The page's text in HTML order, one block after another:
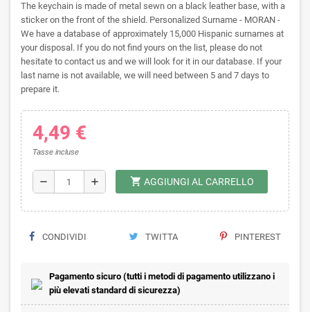
The keychain is made of metal sewn on a black leather base, with a
sticker on the front of the shield. Personalized Surname - MORAN -
We have a database of approximately 15,000 Hispanic surnames at
your disposal. If you do not find yours on the list, please do not
hesitate to contact us and we will look for it in our database. If your
last name is not available, we will need between 5 and 7 days to
prepare it.
4,49 €
Tasse incluse
remove add shopping_cart AGGIUNGI AL CARRELLO
CONDIVIDI TWITTA PINTEREST
Pagamento sicuro (tutti i metodi di pagamento utilizzano i
più elevati standard di sicurezza)